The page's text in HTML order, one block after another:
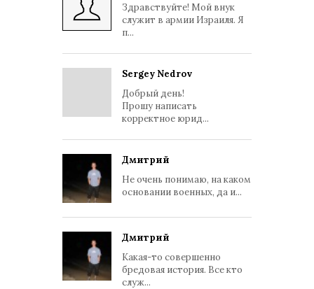
Здравствуйте! Мой внук
служит в армии Израиля. Я
п...
Sergey Nedrov
Добрый день!
Прошу написать
корректное юрид...
Дмитрий
Не очень понимаю, на каком
основании военных, да и...
Дмитрий
Какая-то совершенно
бредовая история. Все кто
служ...